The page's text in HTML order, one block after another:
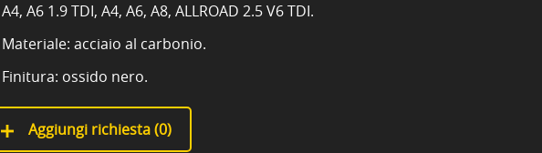
A4, A6 1.9 TDI, A4, A6, A8, ALLROAD 2.5 V6 TDI.
Materiale: acciaio al carbonio.
Finitura: ossido nero.
Aggiungi richiesta (0)